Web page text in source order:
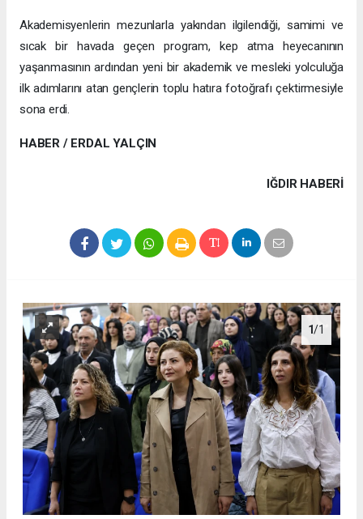
Akademisyenlerin mezunlarla yakından ilgilendiği, samimi ve
sıcak bir havada geçen program, kep atma heyecanının
yaşanmasının ardından yeni bir akademik ve mesleki yolculuğa
ilk adımlarını atan gençlerin toplu hatıra fotoğrafı çektirmesiyle
sona erdi.
HABER / ERDAL YALÇIN
IĞDIR HABERİ
1/1